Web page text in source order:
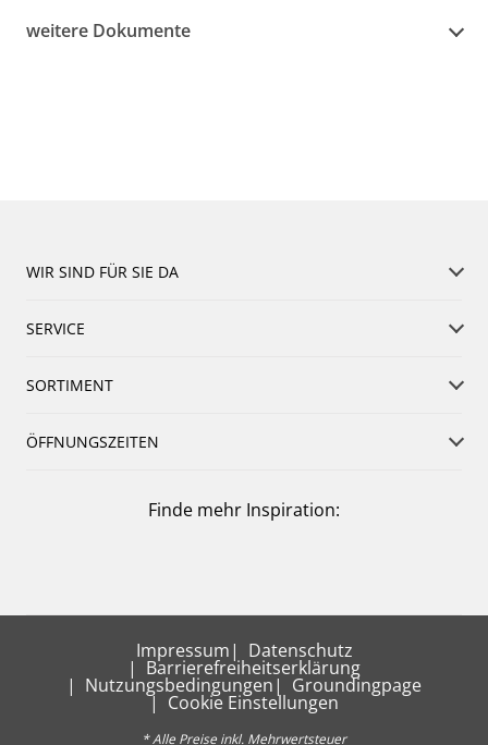
weitere Dokumente
WIR SIND FÜR SIE DA
SERVICE
SORTIMENT
ÖFFNUNGSZEITEN
Finde mehr Inspiration:
Impressum Datenschutz
Barrierefreiheitserklärung
Nutzungsbedingungen Groundingpage
Cookie Einstellungen
* Alle Preise inkl. Mehrwertsteuer